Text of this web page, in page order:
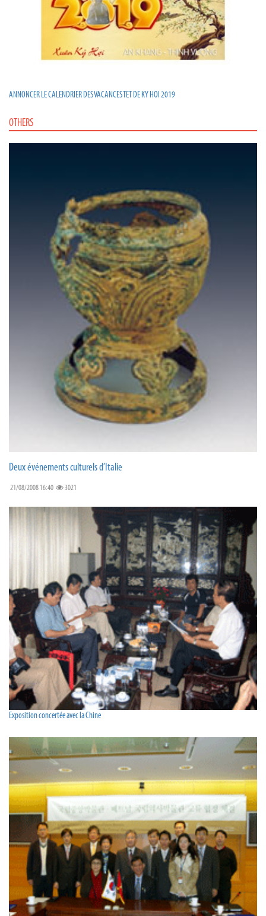
ANNONCER LE CALENDRIER DES VACANCES TET DE KY HOI 2019
OTHERS
Deux événements culturels d’Italie
21/08/2008 16:40 3021
Exposition concertée avec la Chine